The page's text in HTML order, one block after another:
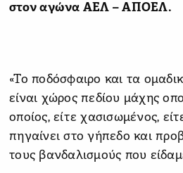
στον αγώνα ΑΕΛ – ΑΠΟΕΛ.
«Το ποδόσφαιρο και τα
είναι χώρος πεδίου μάχης
οποίος, είτε χασισωμένος,
πηγαίνει στο γήπεδο και
τους βανδαλισμούς που